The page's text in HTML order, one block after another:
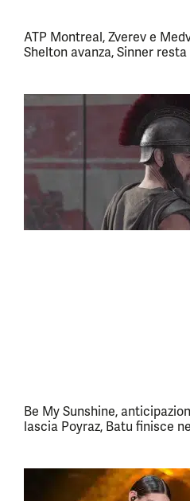
ATP Montreal, Zverev e
Shelton avanza, Sinner
Be My Sunshine,
lascia Poyraz, Batu finisce